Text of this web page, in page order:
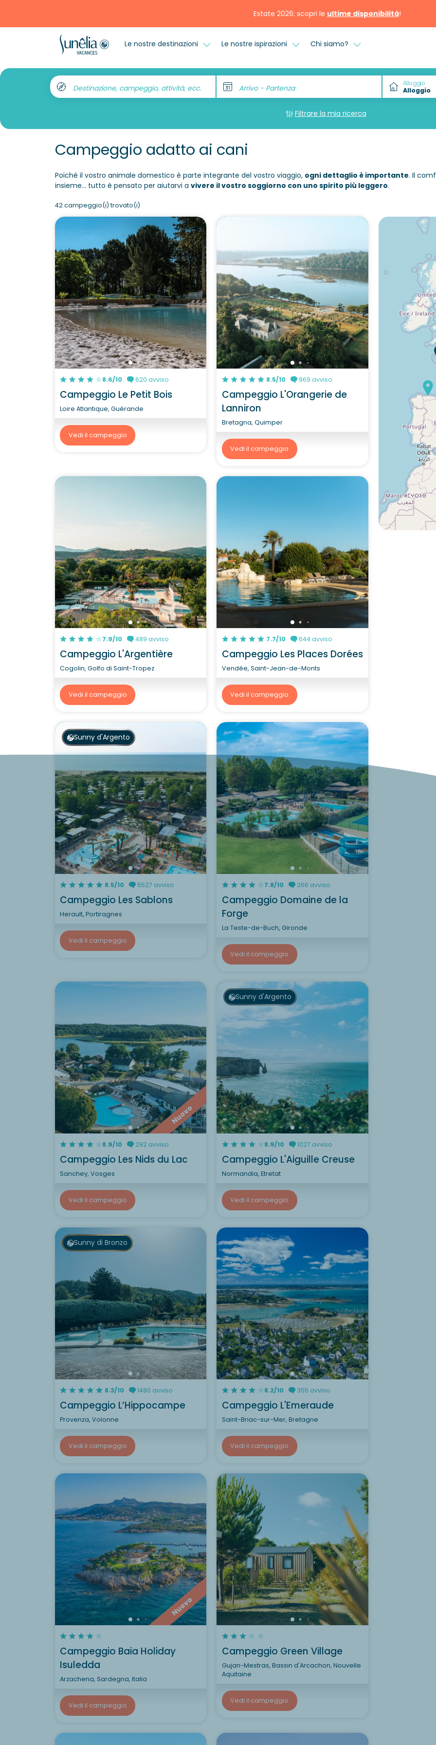
Estate 2026: scopri le ultime disponibilità!
Le nostre destinazioni Le nostre ispirazioni Chi siamo?
Destinazione, campeggio, attività, ecc. Arrivo - Partenza Alloggio
Filtrare la mia ricerca
Campeggio adatto ai cani
Poiché il vostro animale domestico è parte integrante del vostro viaggio, ogni dettaglio è importante. Il
insieme... tutto è pensato per aiutarvi a vivere il vostro soggiorno con uno spirito più leggero.
42 campeggio(i) trovato(i)
8.6/10 620 avviso
Campeggio Le Petit Bois
Loire Atlantique, Guérande
Vedi il campeggio
8.5/10 969 avviso
Campeggio L'Orangerie de
Lanniron
Bretagna, Quimper
Vedi il campeggio
7.9/10 489 avviso
Campeggio L'Argentière
Cogolin, Golfo di Saint-Tropez
Vedi il campeggio
7.7/10 644 avviso
Campeggio Les Places Dorées
Vendée, Saint-Jean-de-Monts
Vedi il campeggio
Sunny d'Argento
8.5/10 5527 avviso
Campeggio Les Sablons
Herault, Portiragnes
Vedi il campeggio
7.8/10 266 avviso
Campeggio Domaine de la
Forge
La Teste-de-Buch, Gironde
Vedi il campeggio
Nuovo
8.9/10 292 avviso
Campeggio Les Nids du Lac
Sanchey, Vosges
Vedi il campeggio
Sunny d'Argento
8.9/10 1027 avviso
Campeggio L'Aiguille Creuse
Normandia, Etretat
Vedi il campeggio
Sunny di Bronzo
8.3/10 1480 avviso
Campeggio L’Hippocampe
Provenza, Volonne
Vedi il campeggio
8.2/10 355 avviso
Campeggio L'Emeraude
Saint-Briac-sur-Mer, Bretagne
Vedi il campeggio
Nuovo
Campeggio Baia Holiday
Isuledda
Arzachena, Sardegna, Italia
Vedi il campeggio
Campeggio Green Village
Gujan-Mestras, Bassin d'Arcachon, Nouvelle
Aquitaine
Vedi il campeggio